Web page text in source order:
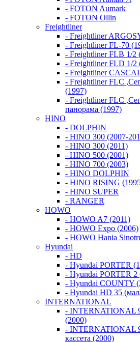
- FOTON Aumark
- FOTON Ollin
Freightliner
- Freightliner
- Freightliner FL-70
- Freightliner FLB 1/2
- Freightliner FLD 1/2
- Freightliner
- Freightliner FLC
(1997)
- Freightliner FLC
панорама (1997)
HINO
- DOLPHIN
- HINO 300 (2007-
- HINO 300 (2011)
- HINO 500 (2001)
- HINO 700 (2003)
- HINO DOLPHIN
- HINO RISING
- HINO SUPER
- RANGER
HOWO
- HOWO A7 (2011)
- HOWO Expo (2006)
- HOWO Hania
Hyundai
- HD
- Hyundai PORTER
- Hyundai PORTER 2
- Hyundai COUNTY
- Hyundai HD 35
INTERNATIONAL
- INTERNATIONAL
(2000)
- INTERNATIONAL
кассета (2000)